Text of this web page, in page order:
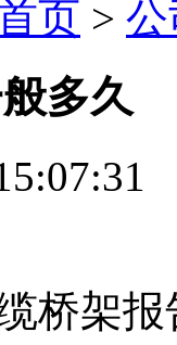
页 >
多久
桥架